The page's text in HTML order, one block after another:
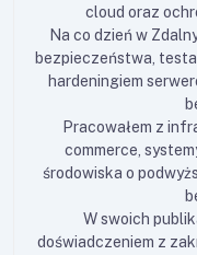
cloud oraz
Na co dzień w
bezpieczeństwa,
hardeningiem
Pracowałem z
commerce,
środowiska o
W swoich
doświadczeniem z